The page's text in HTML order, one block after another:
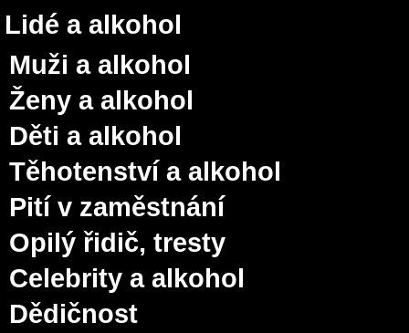
Lidé a alkohol
Muži a alkohol
Ženy a alkohol
Děti a alkohol
Těhotenství a alkohol
Pití v zaměstnání
Opilý řidič, tresty
Celebrity a alkohol
Dědičnost